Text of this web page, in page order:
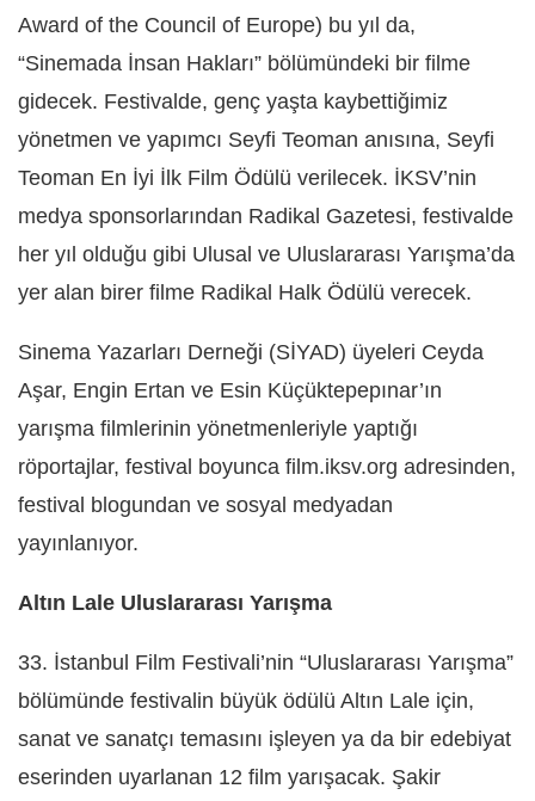
Award of the Council of Europe) bu yıl da,
“Sinemada İnsan Hakları” bölümündeki bir filme
gidecek. Festivalde, genç yaşta kaybettiğimiz
yönetmen ve yapımcı Seyfi Teoman anısına, Seyfi
Teoman En İyi İlk Film Ödülü verilecek. İKSV’nin
medya sponsorlarından Radikal Gazetesi, festivalde
her yıl olduğu gibi Ulusal ve Uluslararası Yarışma’da
yer alan birer filme Radikal Halk Ödülü verecek.
Sinema Yazarları Derneği (SİYAD) üyeleri Ceyda
Aşar, Engin Ertan ve Esin Küçüktepepınar’ın
yarışma filmlerinin yönetmenleriyle yaptığı
röportajlar, festival boyunca film.iksv.org adresinden,
festival blogundan ve sosyal medyadan
yayınlanıyor.
Altın Lale Uluslararası Yarışma
33. İstanbul Film Festivali’nin “Uluslararası Yarışma”
bölümünde festivalin büyük ödülü Altın Lale için,
sanat ve sanatçı temasını işleyen ya da bir edebiyat
eserinden uyarlanan 12 film yarışacak. Şakir